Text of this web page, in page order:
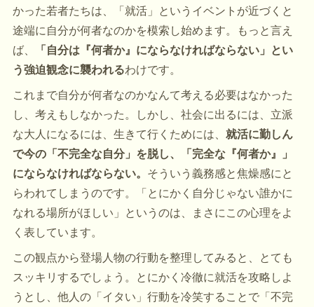
かった若者たちは、「就活」というイベントが近づくと
途端に自分が何者なのかを模索し始めます。もっと言え
ば、
「自分は『何者か』にならなければならない」とい
う強迫観念に襲われるわけです。
これまで自分が何者なのかなんて考える必要はなかった
し、考えもしなかった。しかし、社会に出るには、立派
な大人になるには、生きて行くためには、就活に勤しん
で今の「不完全な自分」を脱し、「完全な『何者か』」
にならなければならない。 そういう義務感と焦燥感にと
らわれてしまうのです。「とにかく自分じゃない誰かに
なれる場所がほしい」というのは、まさにこの心理をよ
く表しています。
この観点から登場人物の行動を整理してみると、とても
スッキリするでしょう。とにかく冷徹に就活を攻略しよ
うとし、他人の「イタい」行動を冷笑することで「不完